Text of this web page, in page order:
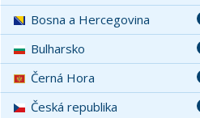
Bosna a Hercegovina
Bulharsko
Černá Hora
Česká republika